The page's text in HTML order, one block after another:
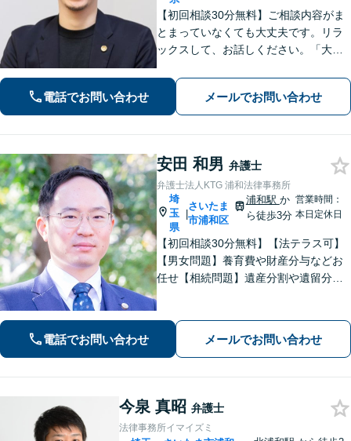
【初回相談30分無料】ご相談内容がま
とまっていなくても大丈夫です。リラ
ックスして、お話しください。「大塚
ただけるよう、一つひとつ丁寧に取り
組み、前を向くお手伝いができれば幸
いです【夜間・土日祝面談可】
電話でお問い合わせ メールでお問い合わせ
安田 和男 弁護士
弁護士法人KTG 浦和法律事務所
埼
玉
県
|
さいたま
市浦和区
浦和駅 か
ら徒歩3分
営業時間：
本日定休日
【初回相談30分無料】【法テラス可】
【男女問題】養育費や財産分与などお
任せ【相続問題】遺産分割や遺留分、
も的確に解決【休日・夜間面談可】
【浦和駅3分】
電話でお問い合わせ メールでお問い合わせ
今泉 真昭 弁護士
法律事務所イマイズミ